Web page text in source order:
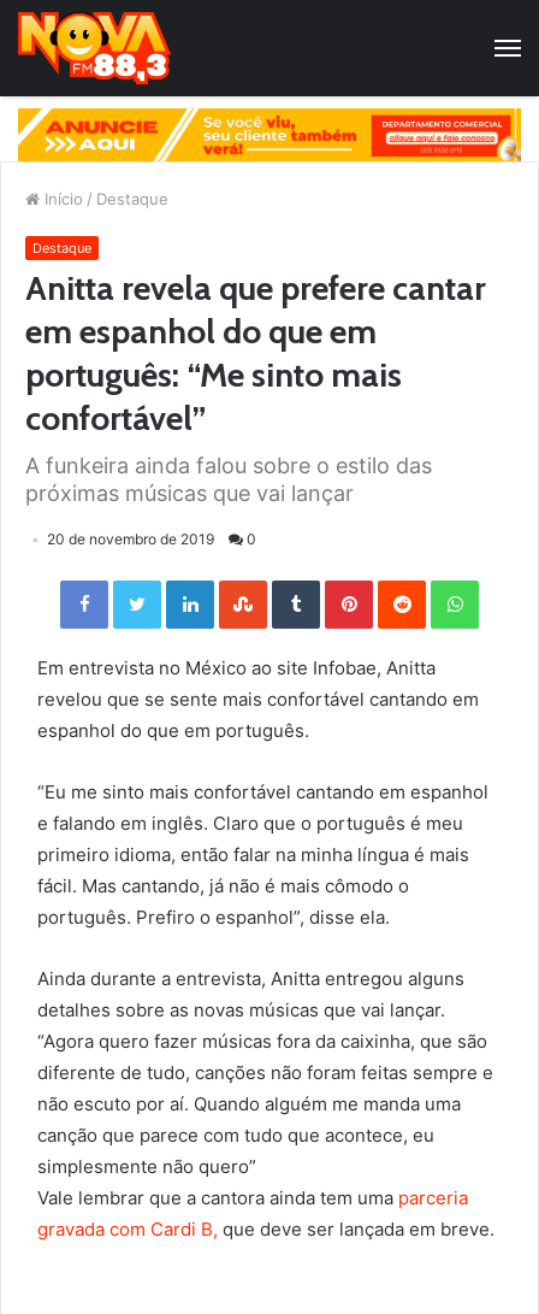
Início / Destaque
Destaque
Anitta revela que prefere cantar
em espanhol do que em
português: “Me sinto mais
confortável”
A funkeira ainda falou sobre o estilo das
próximas músicas que vai lançar
20 de novembro de 2019 0
Facebook Twitter LinkedIn StumbleUpon Tumblr Pinterest Reddit
Em entrevista no México ao site Infobae, Anitta
revelou que se sente mais confortável cantando em
espanhol do que em português.
“Eu me sinto mais confortável cantando em espanhol
e falando em inglês. Claro que o português é meu
primeiro idioma, então falar na minha língua é mais
fácil. Mas cantando, já não é mais cômodo o
português. Prefiro o espanhol”, disse ela.
Ainda durante a entrevista, Anitta entregou alguns
detalhes sobre as novas músicas que vai lançar.
“Agora quero fazer músicas fora da caixinha, que são
diferente de tudo, canções não foram feitas sempre e
não escuto por aí. Quando alguém me manda uma
canção que parece com tudo que acontece, eu
simplesmente não quero”
Vale lembrar que a cantora ainda tem uma parceria
gravada com Cardi B, que deve ser lançada em breve.